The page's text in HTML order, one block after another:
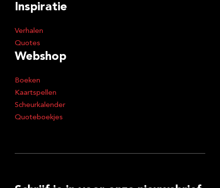
Inspiratie
Verhalen
Quotes
Webshop
Boeken
Kaartspellen
Scheurkalender
Quoteboekjes